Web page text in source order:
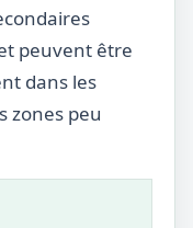
peuvent être
dans les
zones peu